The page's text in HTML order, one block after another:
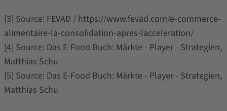
[3] Source: FEVAD / https://www.fevad.com/e-commerce-
alimentaire-la-consolidation-apres-lacceleration/
[4] Source: Das E-Food Buch: Märkte - Player - Strategien,
Matthias Schu
[5] Source: Das E-Food Buch: Märkte - Player - Strategien,
Matthias Schu